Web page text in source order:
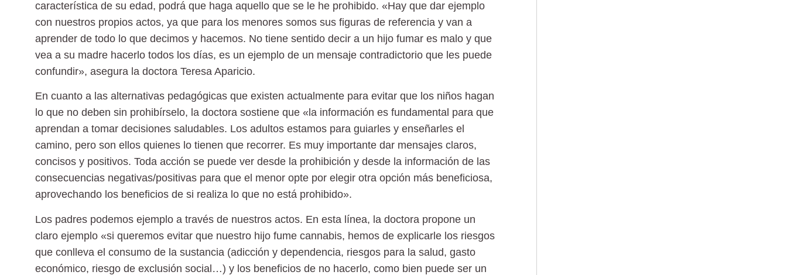
característica de su edad, podrá que haga aquello que se le he prohibido. «Hay que dar ejemplo
con nuestros propios actos, ya que para los menores somos sus figuras de referencia y van a
aprender de todo lo que decimos y hacemos. No tiene sentido decir a un hijo fumar es malo y que
vea a su madre hacerlo todos los días, es un ejemplo de un mensaje contradictorio que les puede
confundir», asegura la doctora Teresa Aparicio.
En cuanto a las alternativas pedagógicas que existen actualmente para evitar que los niños hagan
lo que no deben sin prohibírselo, la doctora sostiene que «la información es fundamental para que
aprendan a tomar decisiones saludables. Los adultos estamos para guiarles y enseñarles el
camino, pero son ellos quienes lo tienen que recorrer. Es muy importante dar mensajes claros,
concisos y positivos. Toda acción se puede ver desde la prohibición y desde la información de las
consecuencias negativas/positivas para que el menor opte por elegir otra opción más beneficiosa,
aprovechando los beneficios de si realiza lo que no está prohibido».
Los padres podemos ejemplo a través de nuestros actos. En esta línea, la doctora propone un
claro ejemplo «si queremos evitar que nuestro hijo fume cannabis, hemos de explicarle los riesgos
que conlleva el consumo de la sustancia (adicción y dependencia, riesgos para la salud, gasto
económico, riesgo de exclusión social…) y los beneficios de no hacerlo, como bien puede ser un